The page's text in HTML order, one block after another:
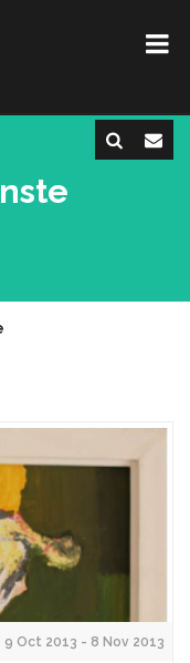
9 Oct 2013 - 8 Nov 2013